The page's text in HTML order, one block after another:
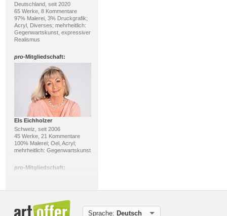
Deutschland, seit 2020
65 Werke, 8 Kommentare
97% Malerei, 3% Druckgrafik;
Acryl, Diverses; mehrheitlich:
Gegenwartskunst, expressiver
Realismus
pro-Mitgliedschaft:
Els Eichholzer
Schweiz, seit 2006
45 Werke, 21 Kommentare
100% Malerei; Oel, Acryl;
mehrheitlich: Gegenwartskunst
pro-Mitgliedschaft:
Sprache: Deutsch